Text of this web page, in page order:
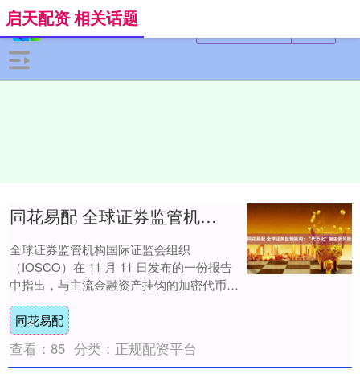
启天配资 相关话题
同花易配 全球证券监管机构：“代币化”催生新风险
全球证券监管机构国际证监会组织
（IOSCO）在 11 月 11 日发布的一份报告
中指出，与主流金融资产挂钩的加密代币可
能给投资者带来新风险。目前，金融行业对
“....
同花易配
查看： 85 分类： 正规配资平台